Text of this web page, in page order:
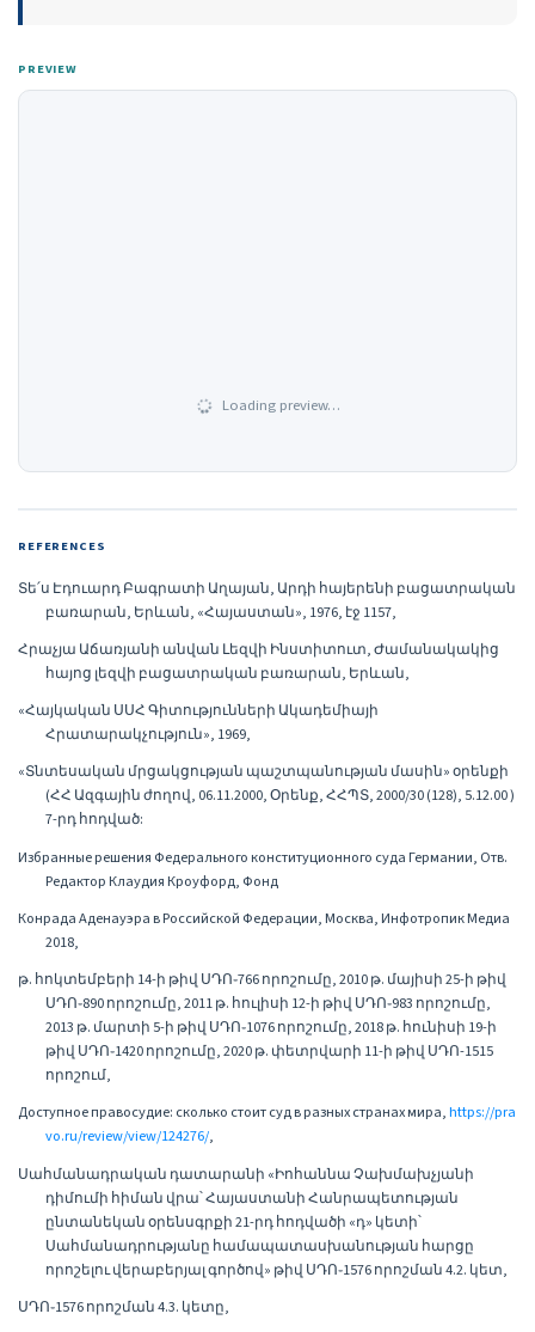
PREVIEW
Loading preview…
REFERENCES
Տե՛ս Էդուարդ Բագրատի Աղայան, Արդի հայերենի բացատրական
բառարան, Երևան, «Հայաստան», 1976, էջ 1157,
Հրաչյա Աճառյանի անվան Լեզվի Ինստիտուտ, Ժամանակակից
հայոց լեզվի բացատրական բառարան, Երևան,
«Հայկական ՍՍՀ Գիտությունների Ակադեմիայի
Հրատարակչություն», 1969,
«Տնտեսական մրցակցության պաշտպանության մասին» օրենքի
(ՀՀ Ազգային ժողով, 06.11.2000, Օրենք, ՀՀՊՏ, 2000/30 (128), 5.12.00 )
7-րդ հոդված:
Избранные решения Федерального конституционного суда Германии, Отв.
Редактор Клаудия Кроуфорд, Фонд
Конрада Аденауэра в Российской Федерации, Москва, Инфотропик Медиа
2018,
թ. հոկտեմբերի 14-ի թիվ ՍԴՈ֊766 որոշումը, 2010 թ. մայիսի 25-ի թիվ
ՍԴՈ֊890 որոշումը, 2011 թ. հուլիսի 12-ի թիվ ՍԴՈ֊983 որոշումը,
2013 թ. մարտի 5-ի թիվ ՍԴՈ֊1076 որոշումը, 2018 թ. հունիսի 19-ի
թիվ ՍԴՈ֊1420 որոշումը, 2020 թ. փետրվարի 11-ի թիվ ՍԴՈ-1515
որոշում,
Доступное правосудие: сколько стоит суд в разных странах мира,https://pra
vo.ru/review/view/124276/,
Սահմանադրական դատարանի «Իոհաննա Չախմախչյանի
դիմումի հիման վրա՝ Հայաստանի Հանրապետության
ընտանեկան օրենսգրքի 21-րդ հոդվածի «դ» կետի՝
Սահմանադրությանը համապատասխանության հարցը
որոշելու վերաբերյալ գործով» թիվ ՍԴՈ֊1576 որոշման 4.2. կետ,
ՍԴՈ֊1576 որոշման 4.3. կետը,